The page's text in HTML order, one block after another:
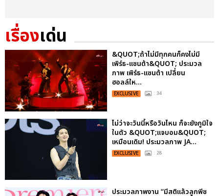
เรื่องเด่น
&QUOT;ถ้าไม่มีทุกคนก็คงไม่มี
เพิร์ธ-แซนต้า&QUOT; ประมวล
ภาพ เพิร์ธ-แซนต้า เปลี่ยน
ฮอลล์ให...
EXCLUSIVE : 34
ไม่ว่าจะวันนี้หรือวันไหน ก็จะยังภูมิใจ
ในตัว &QUOT;แจบอม&QUOT;
เหมือนเดิม! ประมวลภาพ JA...
EXCLUSIVE : 28
ประมวลภาพงาน “มีสติแล้วลูกพีช